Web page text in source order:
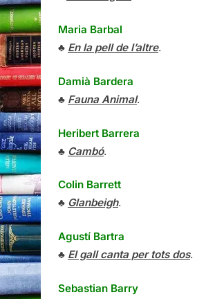
Maria Barbal
♣ En la pell de l’altre.
Damià Bardera
♣ Fauna Animal.
Heribert Barrera
♣ Cambó.
Colin Barrett
♣ Glanbeigh.
Agustí Bartra
♣ El gall canta per tots dos.
Sebastian Barry